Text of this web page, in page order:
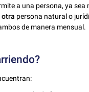
a una persona, ya sea
otra persona natural o
de manera mensual.